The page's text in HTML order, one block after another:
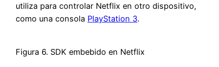
utiliza para controlar Netflix en otro dispositivo,
como una consola PlayStation 3.
Figura 6. SDK embebido en Netflix